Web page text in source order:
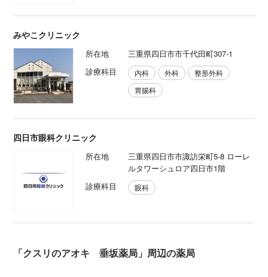
みやこクリニック
所在地
三重県四日市市千代田町307‐1
診療科目
内科 外科
整形外科
胃腸科
四日市眼科クリニック
所在地
三重県四日市市諏訪栄町5-8 ローレ
ルタワーシュロア四日市1階
診療科目
眼科
「クスリのアオキ 垂坂薬局」周辺の薬局